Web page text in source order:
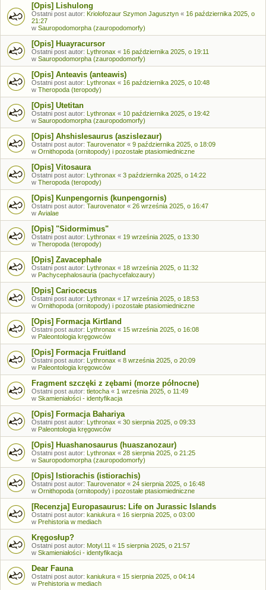
[Opis] Lishulong
Ostatni post autor: Kriolofozaur Szymon Jagusztyn « 16 października 2025, o
21:27
w Sauropodomorpha (zauropodomorfy)
[Opis] Huayracursor
Ostatni post autor: Lythronax « 16 października 2025, o 19:11
w Sauropodomorpha (zauropodomorfy)
[Opis] Anteavis (anteawis)
Ostatni post autor: Lythronax « 16 października 2025, o 10:48
w Theropoda (teropody)
[Opis] Utetitan
Ostatni post autor: Lythronax « 10 października 2025, o 19:42
w Sauropodomorpha (zauropodomorfy)
[Opis] Ahshislesaurus (aszislezaur)
Ostatni post autor: Taurovenator « 9 października 2025, o 18:09
w Ornithopoda (ornitopody) i pozostałe ptasiomiedniczne
[Opis] Vitosaura
Ostatni post autor: Lythronax « 3 października 2025, o 14:22
w Theropoda (teropody)
[Opis] Kunpengornis (kunpengornis)
Ostatni post autor: Taurovenator « 26 września 2025, o 16:47
w Avialae
[Opis] "Sidormimus"
Ostatni post autor: Lythronax « 19 września 2025, o 13:30
w Theropoda (teropody)
[Opis] Zavacephale
Ostatni post autor: Lythronax « 18 września 2025, o 11:32
w Pachycephalosauria (pachycefalozaury)
[Opis] Cariocecus
Ostatni post autor: Lythronax « 17 września 2025, o 18:53
w Ornithopoda (ornitopody) i pozostałe ptasiomiedniczne
[Opis] Formacja Kirtland
Ostatni post autor: Lythronax « 15 września 2025, o 16:08
w Paleontologia kręgowców
[Opis] Formacja Fruitland
Ostatni post autor: Lythronax « 8 września 2025, o 20:09
w Paleontologia kręgowców
Fragment szczęki z zębami (morze północne)
Ostatni post autor: tletocha « 1 września 2025, o 11:49
w Skamieniałości - identyfikacja
[Opis] Formacja Bahariya
Ostatni post autor: Lythronax « 30 sierpnia 2025, o 09:33
w Paleontologia kręgowców
[Opis] Huashanosaurus (huaszanozaur)
Ostatni post autor: Lythronax « 28 sierpnia 2025, o 21:25
w Sauropodomorpha (zauropodomorfy)
[Opis] Istiorachis (istiorachis)
Ostatni post autor: Taurovenator « 24 sierpnia 2025, o 16:48
w Ornithopoda (ornitopody) i pozostałe ptasiomiedniczne
[Recenzja] Europasaurus: Life on Jurassic Islands
Ostatni post autor: kaniukura « 16 sierpnia 2025, o 03:00
w Prehistoria w mediach
Kręgosłup?
Ostatni post autor: Motyl.11 « 15 sierpnia 2025, o 21:57
w Skamieniałości - identyfikacja
Dear Fauna
Ostatni post autor: kaniukura « 15 sierpnia 2025, o 04:14
w Prehistoria w mediach